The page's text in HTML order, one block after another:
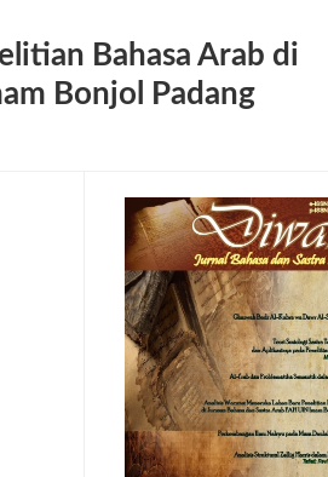
Bahasa Arab di
Bonjol Padang